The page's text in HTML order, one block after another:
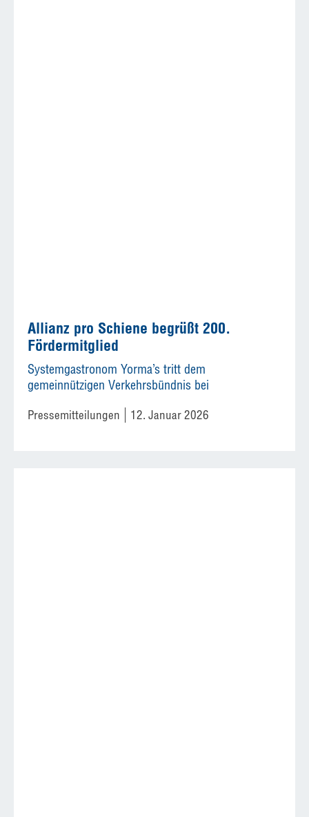
Allianz pro Schiene begrüßt 200.
Fördermitglied
Systemgastronom Yorma’s tritt dem
gemeinnützigen Verkehrsbündnis bei
Pressemitteilungen 12. Januar 2026